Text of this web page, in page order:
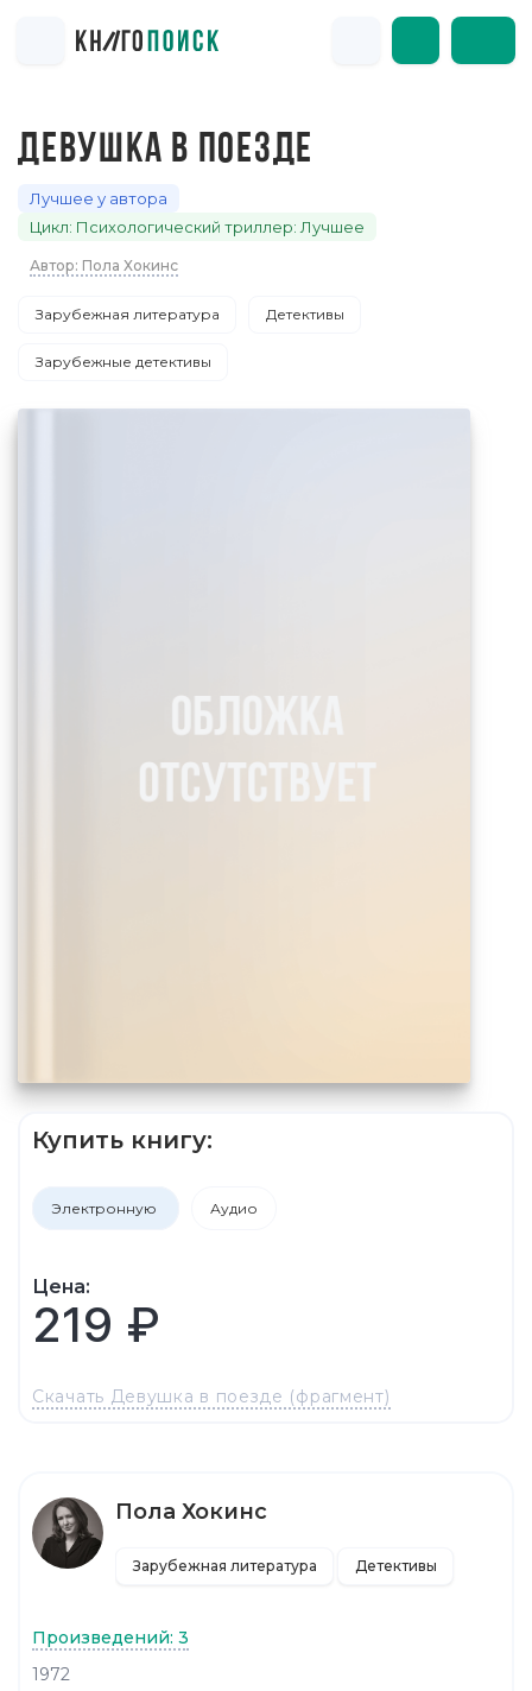
ДЕВУШКА В ПОЕЗДЕ
Лучшее у автора
Цикл: Психологический триллер: Лучшее
Автор: Пола Хокинс
Зарубежная литература Детективы
Зарубежные детективы
Купить книгу:
Электронную Аудио
Цена:
219 ₽
Скачать Девушка в поезде (фрагмент)
Пола Хокинс
Зарубежная литература Детективы
Произведений: 3
1972